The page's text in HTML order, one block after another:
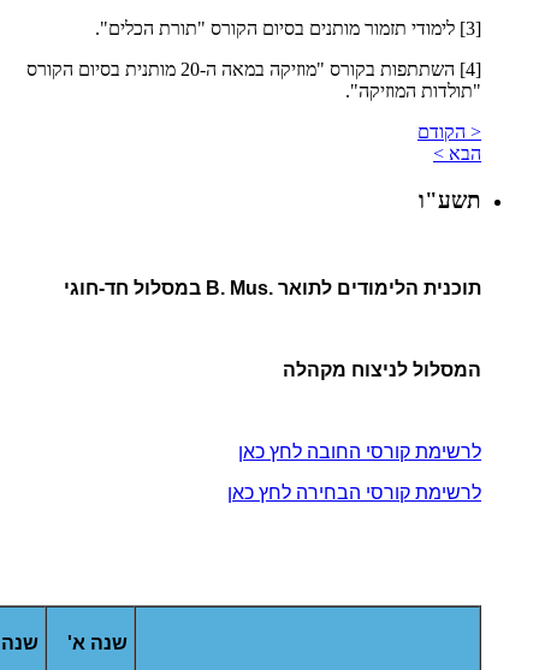
[3] לימודי תזמור מותנים בסיום הקורס "תורת הכלים".
[4] השתתפות בקורס "מוזיקה במאה ה-20 מותנית בסיום הקורס
"תולדות המוזיקה".
< הקודם
הבא >
תשע"ו
תוכנית הלימודים לתואר .B. Mus במסלול חד-חוגי
המסלול לניצוח מקהלה
לרשימת קורסי החובה לחץ כאן
לרשימת קורסי הבחירה לחץ כאן
שנה א'